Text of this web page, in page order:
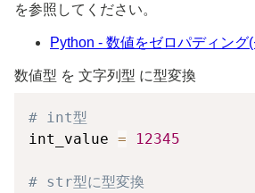
を参照してください。
Python - 数値をゼロパディング
数値型 を 文字列型 に型変換
# int型
int_value = 12345
# str型に型変換